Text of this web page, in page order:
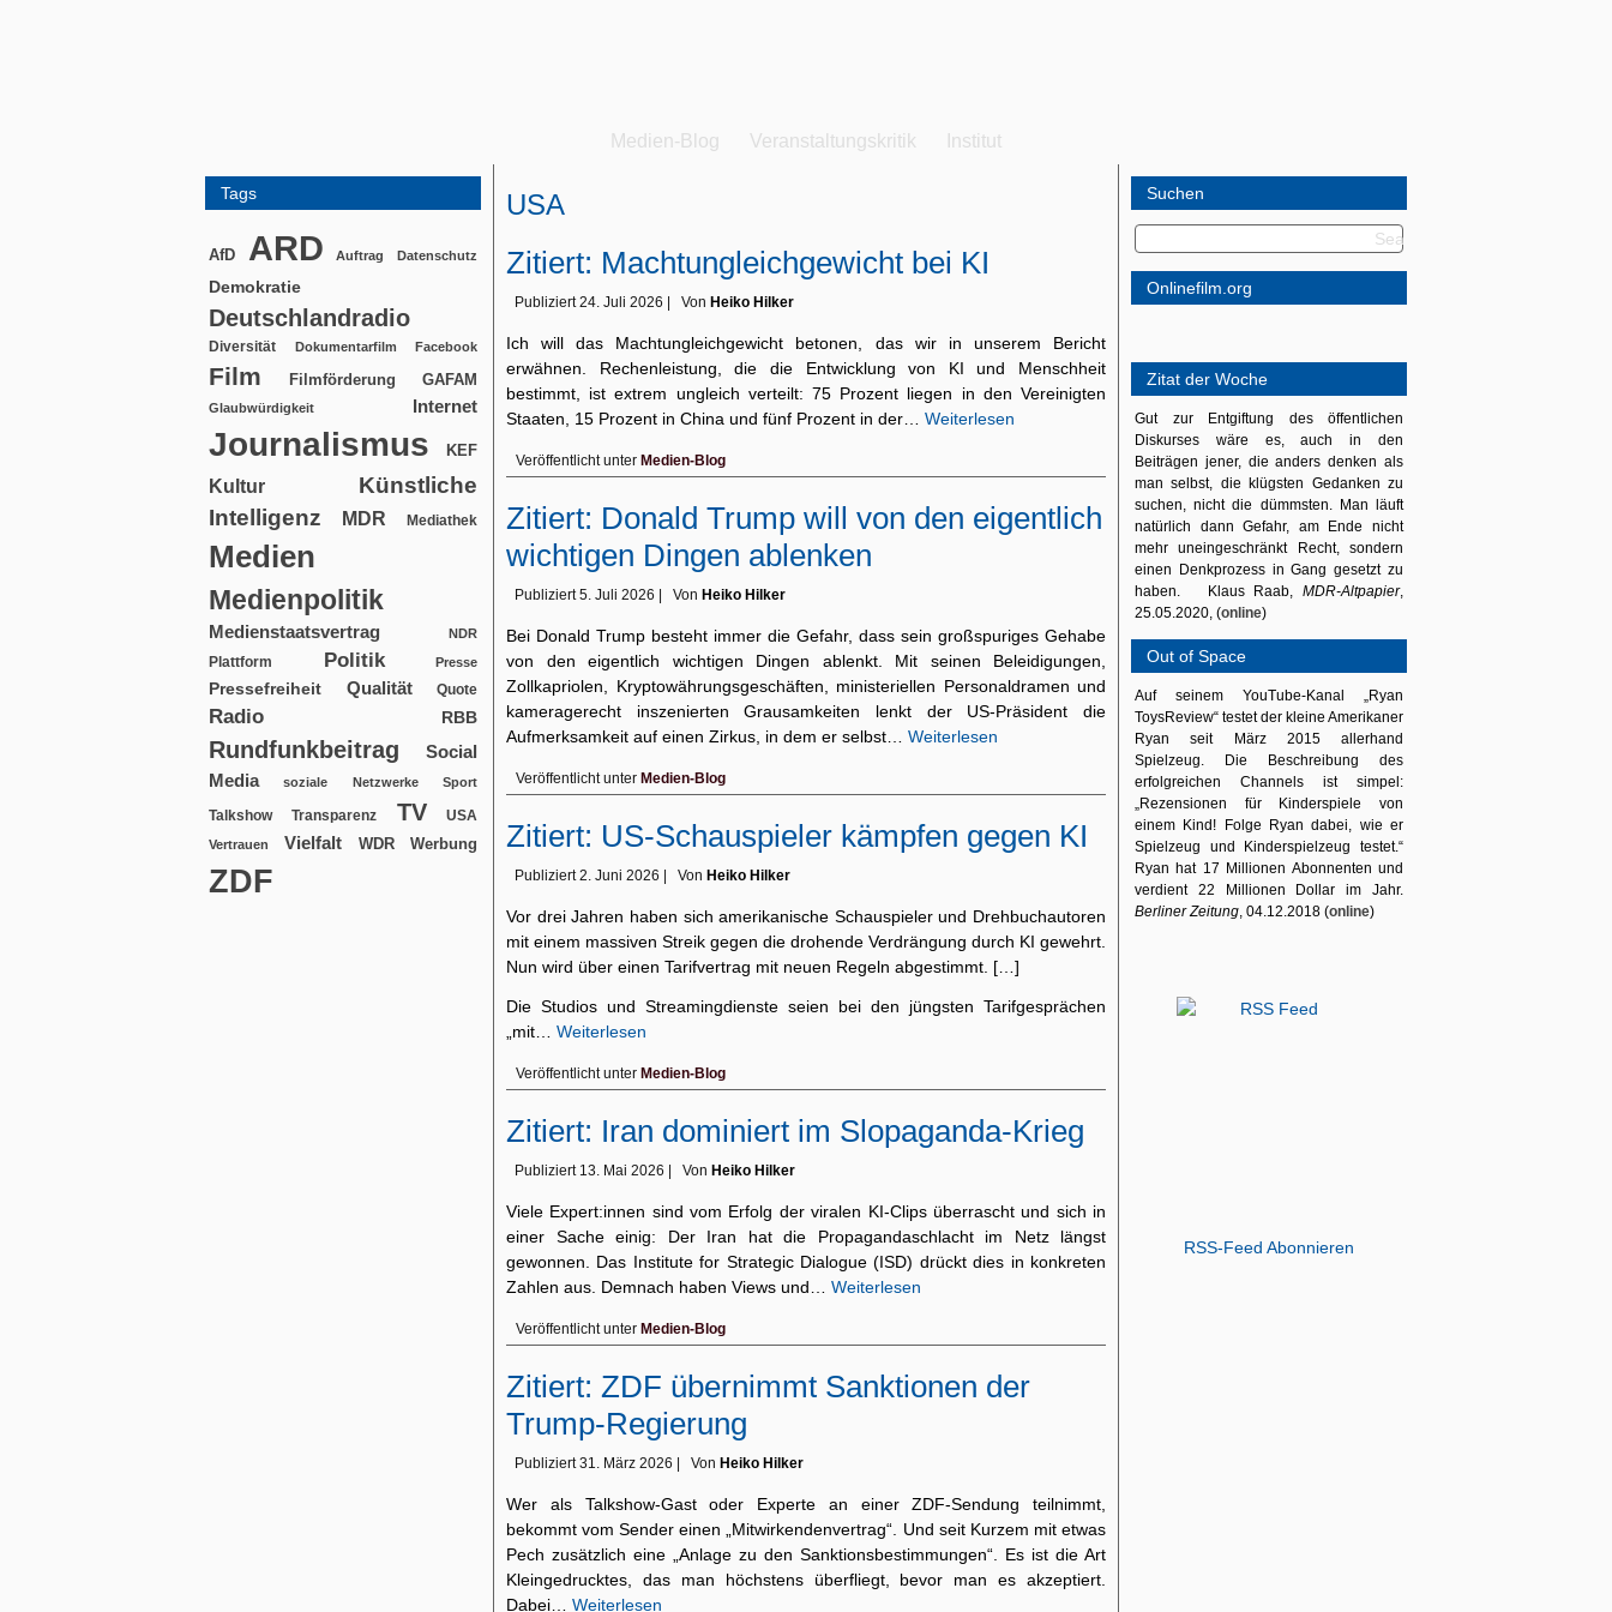
Medien-Blog Veranstaltungskritik Institut
Tags
AfD ARD Auftrag Datenschutz
Demokratie
Deutschlandradio
Diversität Dokumentarfilm Facebook
Film Filmförderung GAFAM
Glaubwürdigkeit Internet
Journalismus KEF
Kultur
Künstliche
Intelligenz
MDR Mediathek
Medien
Medienpolitik
Medienstaatsvertrag NDR
Plattform Politik Presse
Pressefreiheit Qualität Quote
Radio RBB
Rundfunkbeitrag
Social
Media
soziale Netzwerke Sport
Talkshow Transparenz TV USA
Vertrauen Vielfalt WDR Werbung
ZDF
USA
Zitiert: Machtungleichgewicht bei KI
Publiziert 24. Juli 2026 Von Heiko Hilker
Ich will das Machtungleichgewicht betonen, das wir in unserem Bericht
erwähnen. Rechenleistung, die die Entwicklung von KI und Menschheit
bestimmt, ist extrem ungleich verteilt: 75 Prozent liegen in den Vereinigten
Staaten, 15 Prozent in China und fünf Prozent in der… Weiterlesen
Veröffentlicht unter Medien-Blog
Zitiert: Donald Trump will von den eigentlich
wichtigen Dingen ablenken
Publiziert 5. Juli 2026 Von Heiko Hilker
Bei Donald Trump besteht immer die Gefahr, dass sein großspuriges Gehabe
von den eigentlich wichtigen Dingen ablenkt. Mit seinen Beleidigungen,
Zollkapriolen, Kryptowährungsgeschäften, ministeriellen Personal­dra­men und
kameragerecht inszenierten Grausamkeiten lenkt der US-Prä­sident die
Aufmerksamkeit auf einen Zirkus, in dem er selbst… Weiterlesen
Veröffentlicht unter Medien-Blog
Zitiert: US-Schauspieler kämpfen gegen KI
Publiziert 2. Juni 2026 Von Heiko Hilker
Vor drei Jahren haben sich amerikanische Schauspieler und Drehbuchautoren
mit einem massiven Streik gegen die drohende Verdrängung durch KI gewehrt.
Nun wird über einen Tarifvertrag mit neuen Regeln abgestimmt. […]
Die Studios und Streamingdienste seien bei den jüngsten Tarifgesprächen
„mit… Weiterlesen
Veröffentlicht unter Medien-Blog
Zitiert: Iran dominiert im Slopaganda-Krieg
Publiziert 13. Mai 2026 Von Heiko Hilker
Viele Expert:innen sind vom Erfolg der viralen KI-Clips überrascht und sich in
einer Sache einig: Der Iran hat die Propagandaschlacht im Netz längst
gewonnen. Das Institute for Strategic Dialogue (ISD) drückt dies in konkreten
Zahlen aus. Demnach haben Views und… Weiterlesen
Veröffentlicht unter Medien-Blog
Zitiert: ZDF übernimmt Sanktionen der
Trump-Regierung
Publiziert 31. März 2026 Von Heiko Hilker
Wer als Talkshow-Gast oder Experte an einer ZDF-Sendung teilnimmt,
bekommt vom Sender einen „Mitwirkendenvertrag“. Und seit Kurzem mit etwas
Pech zusätzlich eine „Anlage zu den Sanktionsbestimmungen“. Es ist die Art
Kleingedrucktes, das man höchstens überfliegt, bevor man es akzeptiert.
Dabei… Weiterlesen
Suchen
Onlinefilm.org
Zitat der Woche
Gut zur Entgiftung des öffentlichen
Diskurses wäre es, auch in den
Beiträgen jener, die anders denken als
man selbst, die klügsten Gedanken zu
suchen, nicht die dümmsten. Man läuft
natürlich dann Gefahr, am Ende nicht
mehr uneingeschränkt Recht, sondern
einen Denkprozess in Gang gesetzt zu
haben. Klaus Raab, MDR-Altpapier,
25.05.2020, (online)
Out of Space
Auf seinem YouTube-Kanal „Ryan
ToysReview“ testet der kleine Amerikaner
Ryan seit März 2015 allerhand
Spielzeug. Die Beschreibung des
erfolgreichen Channels ist simpel:
„Rezensionen für Kinderspiele von
einem Kind! Folge Ryan dabei, wie er
Spielzeug und Kinderspielzeug testet.“
Ryan hat 17 Millionen Abonnenten und
verdient 22 Millionen Dollar im Jahr.
Berliner Zeitung, 04.12.2018 (online)
RSS-Feed Abonnieren